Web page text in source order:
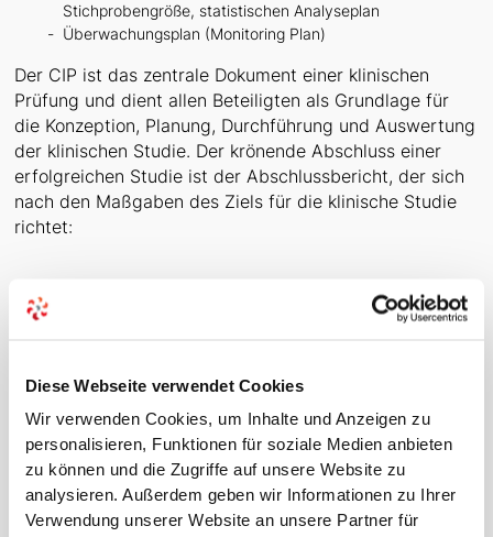
Diese Webseite verwendet Cookies
Wir verwenden Cookies, um Inhalte und Anzeigen zu
personalisieren, Funktionen für soziale Medien anbieten
zu können und die Zugriffe auf unsere Website zu
analysieren. Außerdem geben wir Informationen zu Ihrer
Verwendung unserer Website an unsere Partner für
Stichprobengröße, statistischen Analyseplan
Überwachungsplan (Monitoring Plan)
Der CIP ist das zentrale Dokument einer klinischen
Prüfung und dient allen Beteiligten als Grundlage für
die Konzeption, Planung, Durchführung und Auswertung
der klinischen Studie. Der krönende Abschluss einer
erfolgreichen Studie ist der Abschlussbericht, der sich
nach den Maßgaben des Ziels für die klinische Studie
richtet:
Bericht zur klinischen Prüfung
Der Bericht zur klinischen Prüfung (engl. Clinical
Investigation Report, CIR) dokumentiert gemäß Artikel
77 MDR und ISO 14155:2020 Anhang D die Ergebnisse
einer klinischen Prüfung und muss unabhängig vom
Ausgang der Prüfung erstellt werden. Gemäß Artikel 77